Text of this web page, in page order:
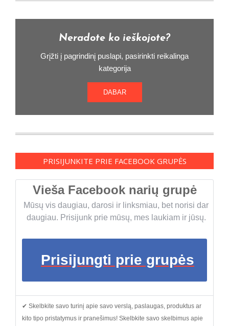
Neradote ko ieškojote?
Grįžti į pagrindinį puslapi, pasirinkti reikalinga
kategorija
DABAR
PRISIJUNKITE PRIE FACEBOOK GRUPĖS
Vieša Facebook narių grupė
Mūsų vis daugiau, darosi ir linksmiau, bet norisi dar
daugiau. Prisijunk prie mūsų, mes laukiam ir jūsų.
Prisijungti prie grupės
✔ Skelbkite savo turinį apie savo verslą, paslaugas, produktus ar
kito tipo pristatymus ir pranešimus! Skelbkite savo skelbimus apie